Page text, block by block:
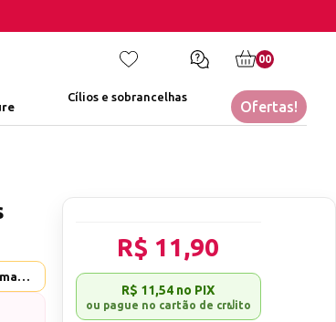
00
Cílios e sobrancelhas
Ofertas!
Helen Color - Ver mais produtos desta marca
R$ 11,90
R$ 11,54 no PIX